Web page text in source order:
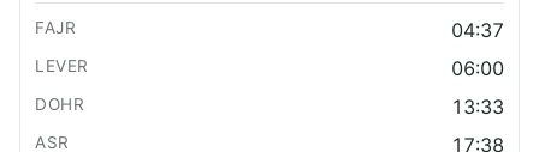
04:37
06:00
13:33
17:38